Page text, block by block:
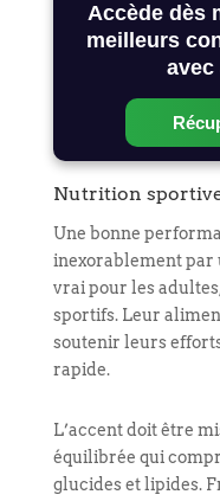
Accède dès
meilleurs
Nutrition
Une bonne
inexorablement par
vrai pour les
sportifs. Leur
soutenir leurs
rapide.
L’accent doit être
équilibrée qui
glucides et lipides.